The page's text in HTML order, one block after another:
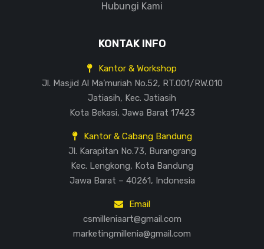
Hubungi Kami
KONTAK INFO
Kantor & Workshop
Jl. Masjid Al Ma’muriah No.52, RT.001/RW.010
Jatiasih, Kec. Jatiasih
Kota Bekasi, Jawa Barat 17423
Kantor & Cabang Bandung
Jl. Karapitan No.73, Burangrang
Kec. Lengkong, Kota Bandung
Jawa Barat – 40261, Indonesia
Email
csmilleniaart@gmail.com
marketingmillenia@gmail.com